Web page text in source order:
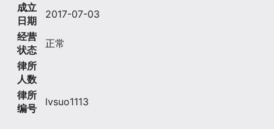
成立
日期
2017-07-03
经营
状态
正常
律所
人数
律所
编号
lvsuo1113